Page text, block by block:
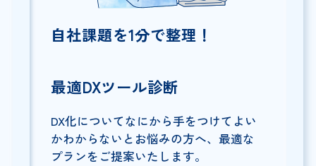
自社課題を1分で整理！
最適DXツール診断
DX化についてなにから手をつけてよい
かわからないとお悩みの方へ、最適な
プランをご提案いたします。